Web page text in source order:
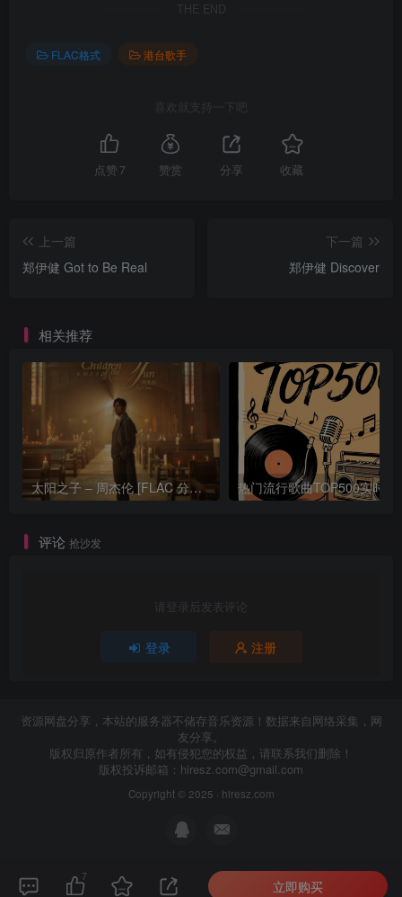
THE END
FLAC格式 港台歌手
喜欢就支持一下吧
点赞 7 赞赏 分享 收藏
上一篇
郑伊健 Got to Be Real
下一篇
郑伊健 Discover
相关推荐
太阳之子 – 周杰伦 [FLAC 分轨 192Khz 24bit]
评论 抢沙发
请登录后发表评论
登录 注册
资源网盘分享，本站的服务器不储存音乐资源！数据来自网络采集，网
友分享。
版权归原作者所有，如有侵犯您的权益，请联系我们删除！
版权投诉邮箱： hiresz.com@gmail.com
Copyright © 2025 · hiresz.com
7
立即购买